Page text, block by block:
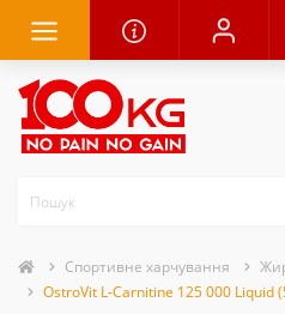
Спортивне харчування
OstroVit L-Carnitine 125 000 Liquid